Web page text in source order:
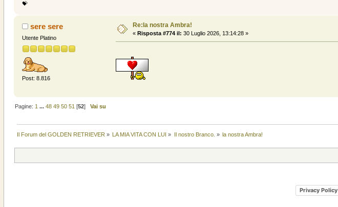
💝
sere sere
Utente Platino
Post: 8.816
Re:la nostra Ambra!
« Risposta #774 il: 30 Luglio 2026, 13:14:28 »
Pagine: 1 ... 48 49 50 51[52] Vai su
Il Forum del GOLDEN RETRIEVER» LA MIA VITA CON LUI » Il nostro Branco. » la nostra Ambra!
Privacy Policy